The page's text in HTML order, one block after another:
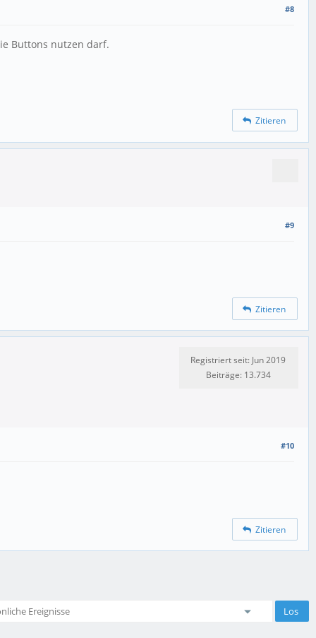
#8
Buttons nutzen darf.
Zitieren
#9
Zitieren
Registriert seit: Jun 2019
Beiträge: 13.734
#10
Zitieren